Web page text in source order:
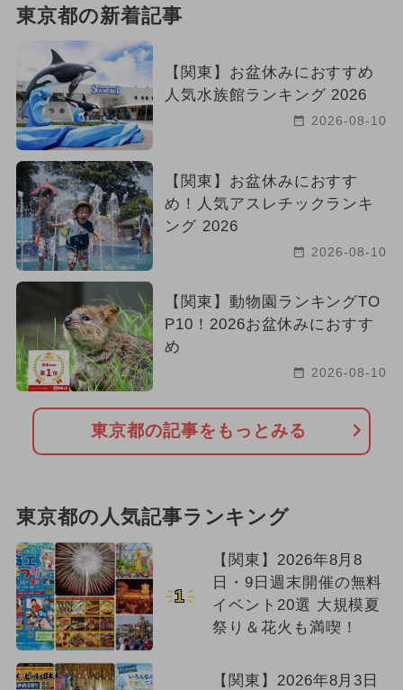
東京都の新着記事
【関東】お盆休みにおすすめ
人気水族館ランキング 2026
2026-08-10
【関東】お盆休みにおすす
め！人気アスレチックランキ
ング 2026
2026-08-10
【関東】動物園ランキングTO
P10！2026お盆休みにおすす
め
2026-08-10
東京都の記事をもっとみる
東京都の人気記事ランキング
1
【関東】2026年8月8
日・9日週末開催の無料
イベント20選 大規模夏
祭り＆花火も満喫！
【関東】2026年8月3日